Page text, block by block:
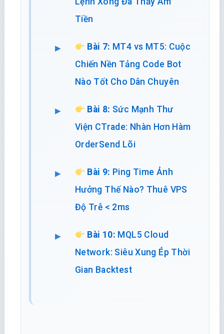
Tiền
Bài 7: MT4 vs MT5: Cuộc
Chiến Nền Tảng Code Bot
Nào Tốt Cho Dân Chuyên
Bài 8: Sức Mạnh Thư
Viện CTrade: Nhàn Hơn Hàm
OrderSend Lõi
Bài 9: Ping Time Ảnh
Hưởng Thế Nào? Thuê VPS
Độ Trễ < 2ms
Bài 10: MQL5 Cloud
Network: Siêu Xung Ép Thời
Gian Backtest